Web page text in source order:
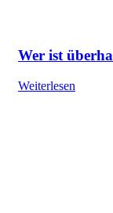
Wer ist
Weiterlesen